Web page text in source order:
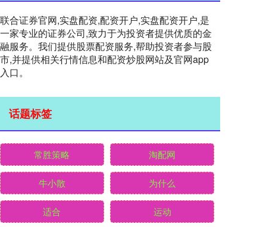
联合证券官网,实盘配资,配资开户,实盘配资开户,是
一家专业的证券公司,致力于为投资者提供优质的金
融服务。我们提供股票配资服务,帮助投资者参与股
市,并提供相关行情信息和配资炒股网站及官网app
入口。
话题标签
常胜策略 淘配网
牛小散 为什么
适合 运动